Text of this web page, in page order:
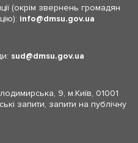
(окрім звернень громадян
info dmsu.gov.ua
sud dmsu.gov.ua
9, м.Київ, 01001
запити, запити на публічну